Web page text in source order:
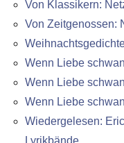
Von Klassikern:
Von Zeitgenossen:
Wenn Liebe
Wenn Liebe
Wenn Liebe
Wiedergelesen:
Lyrikbände